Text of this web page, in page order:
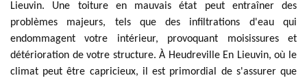
Lieuvin. Une toiture en mauvais état peut entraîner des
problèmes majeurs, tels que des infiltrations d'eau qui
endommagent votre intérieur, provoquant moisissures et
détérioration de votre structure. À Heudreville En Lieuvin, où le
climat peut être capricieux, il est primordial de s'assurer que